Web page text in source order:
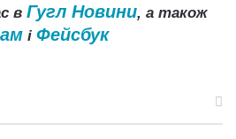
в Гугл Новини, а також
і Фейсбук